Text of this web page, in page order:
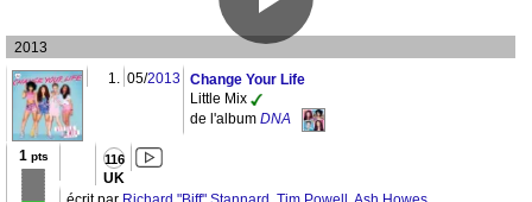
2013
1. 05/2013
Change Your Life
Little Mix
de l'album DNA
1 pts
116
UK